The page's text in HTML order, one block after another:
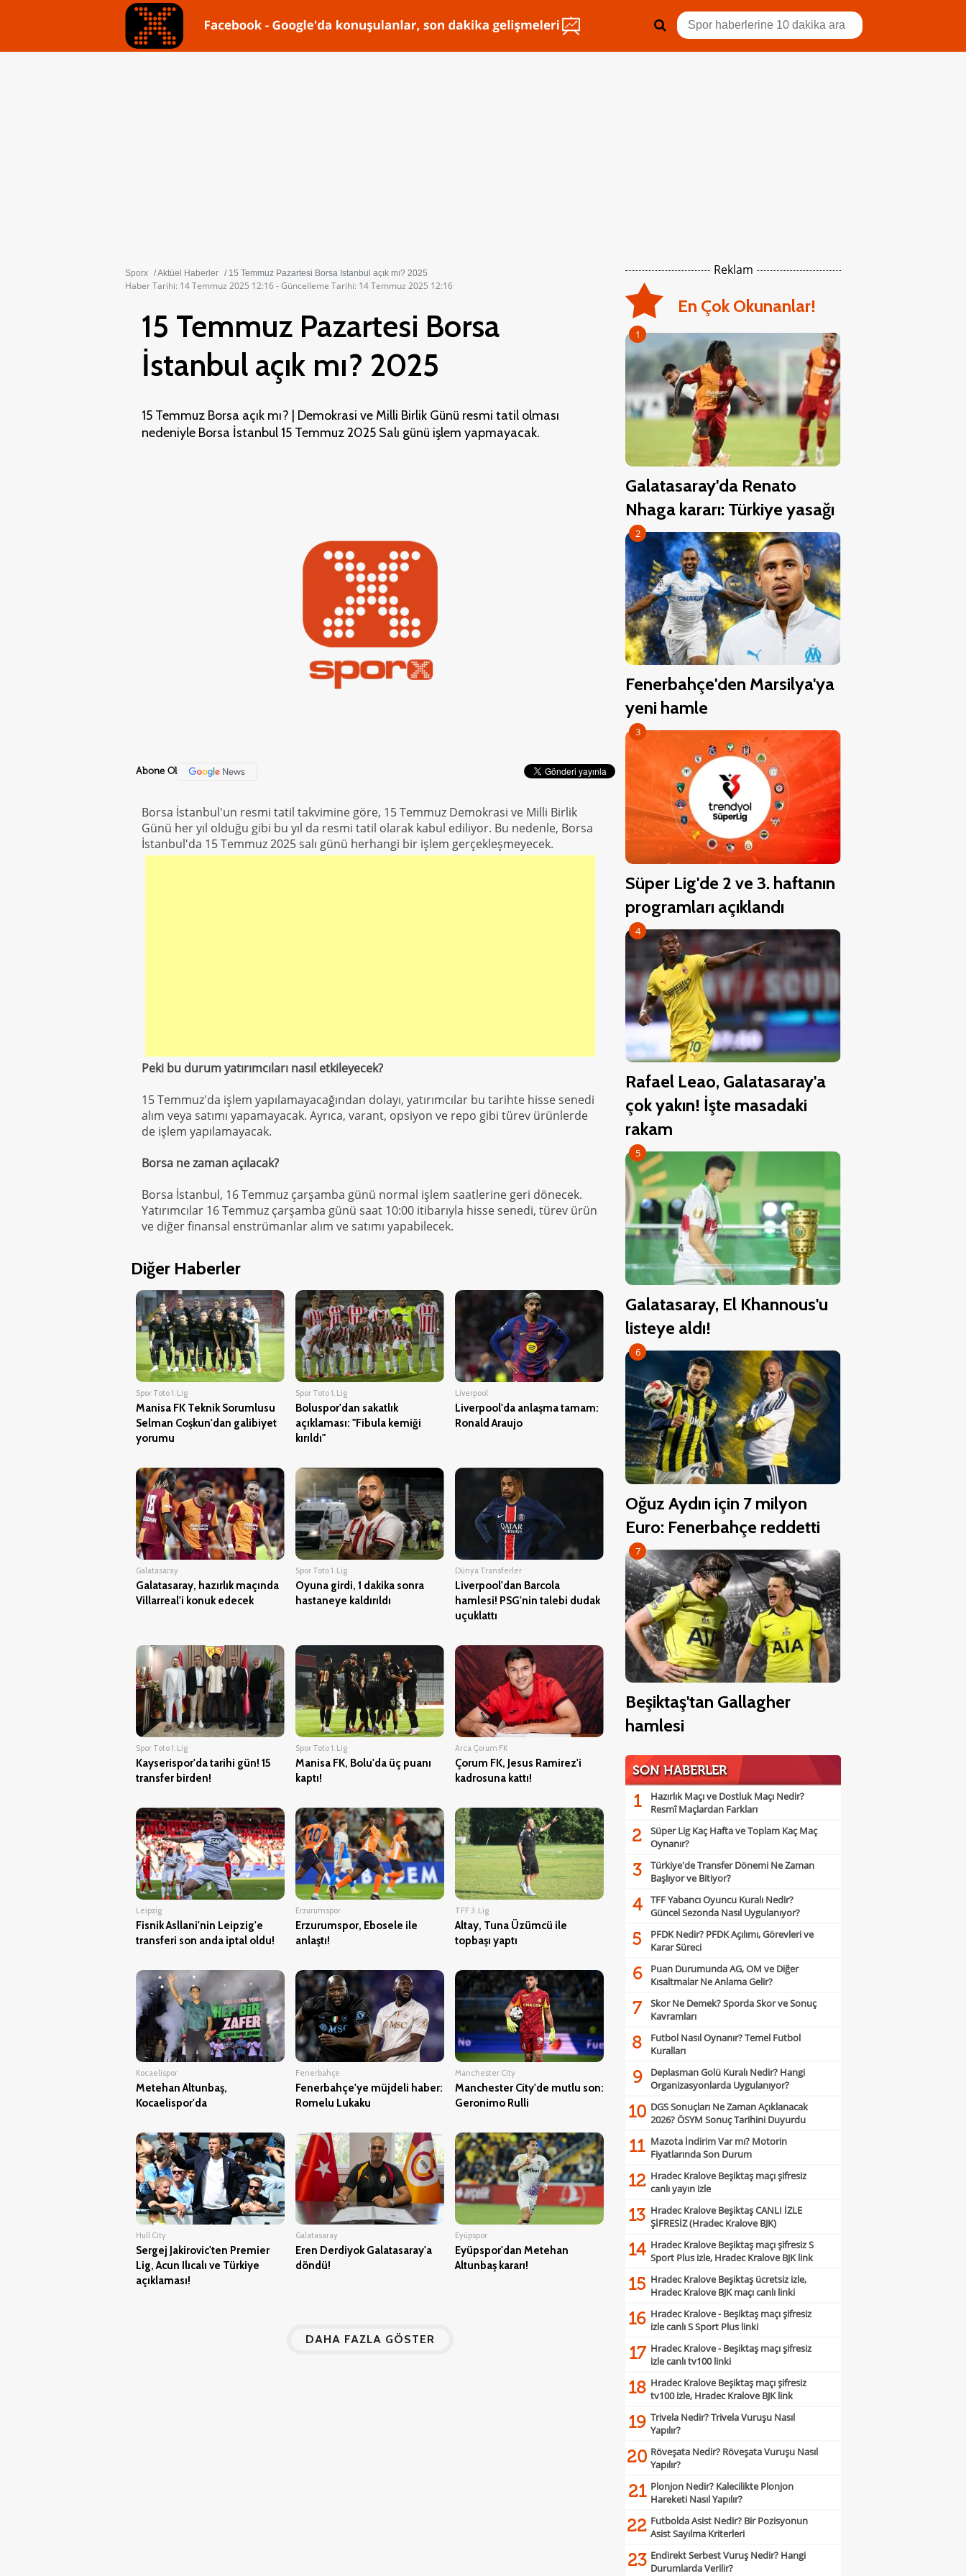
Sporx Aktüel Haberler 15 Temmuz Pazartesi Borsa İstanbul açık mı? 2025
Haber Tarihi: 14 Temmuz 2025 12:16 - Güncelleme Tarihi: 14 Temmuz 2025 12:16
15 Temmuz Pazartesi Borsa
İstanbul açık mı? 2025
15 Temmuz Borsa açık mı? | Demokrasi ve Milli Birlik Günü resmi tatil olması
nedeniyle Borsa İstanbul 15 Temmuz 2025 Salı günü işlem yapmayacak.
Abone Ol
Borsa İstanbul'un resmi tatil takvimine göre, 15 Temmuz Demokrasi ve Milli Birlik
Günü her yıl olduğu gibi bu yıl da resmi tatil olarak kabul ediliyor. Bu nedenle, Borsa
İstanbul'da 15 Temmuz 2025 salı günü herhangi bir işlem gerçekleşmeyecek.
Peki bu durum yatırımcıları nasıl etkileyecek?
15 Temmuz'da işlem yapılamayacağından dolayı, yatırımcılar bu tarihte hisse senedi
alım veya satımı yapamayacak. Ayrıca, varant, opsiyon ve repo gibi türev ürünlerde
de işlem yapılamayacak.
Borsa ne zaman açılacak?
Borsa İstanbul, 16 Temmuz çarşamba günü normal işlem saatlerine geri dönecek.
Yatırımcılar 16 Temmuz çarşamba günü saat 10:00 itibarıyla hisse senedi, türev ürün
ve diğer finansal enstrümanlar alım ve satımı yapabilecek.
Diğer Haberler
Spor Toto 1. Lig
Manisa FK Teknik Sorumlusu
Selman Coşkun'dan galibiyet
yorumu
Spor Toto 1. Lig
Boluspor'dan sakatlık
açıklaması: "Fibula kemiği
kırıldı"
Liverpool
Liverpool'da anlaşma tamam:
Ronald Araujo
Galatasaray
Galatasaray, hazırlık maçında
Villarreal'i konuk edecek
Spor Toto 1. Lig
Oyuna girdi, 1 dakika sonra
hastaneye kaldırıldı
Dünya Transferler
Liverpool'dan Barcola
hamlesi! PSG'nin talebi dudak
uçuklattı
Spor Toto 1. Lig
Kayserispor'da tarihi gün! 15
transfer birden!
Spor Toto 1. Lig
Manisa FK, Bolu'da üç puanı
kaptı!
Arca Çorum FK
Çorum FK, Jesus Ramirez'i
kadrosuna kattı!
Leipzig
Fisnik Asllani'nin Leipzig'e
transferi son anda iptal oldu!
Erzurumspor
Erzurumspor, Ebosele ile
anlaştı!
TFF 3. Lig
Altay, Tuna Üzümcü ile
topbaşı yaptı
Kocaelispor
Metehan Altunbaş,
Kocaelispor'da
Fenerbahçe
Fenerbahçe'ye müjdeli haber:
Romelu Lukaku
Manchester City
Manchester City'de mutlu son:
Geronimo Rulli
Hull City
Sergej Jakirovic'ten Premier
Lig, Acun Ilıcalı ve Türkiye
açıklaması!
Galatasaray
Eren Derdiyok Galatasaray'a
döndü!
Eyüpspor
Eyüpspor'dan Metehan
Altunbaş kararı!
DAHA FAZLA GÖSTER
Reklam
En Çok Okunanlar!
1
Galatasaray'da Renato
Nhaga kararı: Türkiye yasağı
2
Fenerbahçe'den Marsilya'ya
yeni hamle
3
Süper Lig'de 2 ve 3. haftanın
programları açıklandı
4
Rafael Leao, Galatasaray'a
çok yakın! İşte masadaki
rakam
5
Galatasaray, El Khannous'u
listeye aldı!
6
Oğuz Aydın için 7 milyon
Euro: Fenerbahçe reddetti
7
Beşiktaş'tan Gallagher
hamlesi
SON HABERLER
1
Hazırlık Maçı ve Dostluk Maçı Nedir?
Resmî Maçlardan Farkları
2
Süper Lig Kaç Hafta ve Toplam Kaç Maç
Oynanır?
3
Türkiye'de Transfer Dönemi Ne Zaman
Başlıyor ve Bitiyor?
4
TFF Yabancı Oyuncu Kuralı Nedir?
Güncel Sezonda Nasıl Uygulanıyor?
5
PFDK Nedir? PFDK Açılımı, Görevleri ve
Karar Süreci
6
Puan Durumunda AG, OM ve Diğer
Kısaltmalar Ne Anlama Gelir?
7
Skor Ne Demek? Sporda Skor ve Sonuç
Kavramları
8
Futbol Nasıl Oynanır? Temel Futbol
Kuralları
9
Deplasman Golü Kuralı Nedir? Hangi
Organizasyonlarda Uygulanıyor?
10 DGS Sonuçları Ne Zaman Açıklanacak
2026? ÖSYM Sonuç Tarihini Duyurdu
11 Mazota İndirim Var mı? Motorin
Fiyatlarında Son Durum
12 Hradec Kralove Beşiktaş maçı şifresiz
canlı yayın izle
13 Hradec Kralove Beşiktaş CANLI İZLE
ŞİFRESİZ (Hradec Kralove BJK)
14 Hradec Kralove Beşiktaş maçı şifresiz S
Sport Plus izle, Hradec Kralove BJK link
15 Hradec Kralove Beşiktaş ücretsiz izle,
Hradec Kralove BJK maçı canlı linki
16 Hradec Kralove - Beşiktaş maçı şifresiz
izle canlı S Sport Plus linki
17 Hradec Kralove - Beşiktaş maçı şifresiz
izle canlı tv100 linki
18 Hradec Kralove Beşiktaş maçı şifresiz
tv100 izle, Hradec Kralove BJK link
19 Trivela Nedir? Trivela Vuruşu Nasıl
Yapılır?
20 Röveşata Nedir? Röveşata Vuruşu Nasıl
Yapılır?
21 Plonjon Nedir? Kalecilikte Plonjon
Hareketi Nasıl Yapılır?
22 Futbolda Asist Nedir? Bir Pozisyonun
Asist Sayılma Kriterleri
23 Endirekt Serbest Vuruş Nedir? Hangi
Durumlarda Verilir?